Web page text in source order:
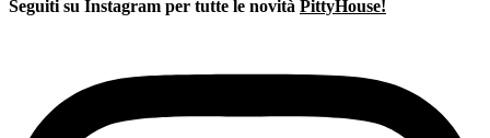
€349,00.€249,00.
Seguiti su Instagram per tutte le novità PittyHouse!